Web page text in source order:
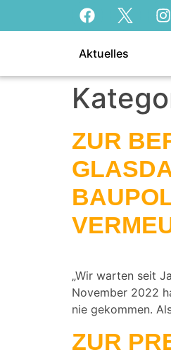
Aktuelles
ZUR
„Wir warten seit
November 2022
nie gekommen.
ZUR